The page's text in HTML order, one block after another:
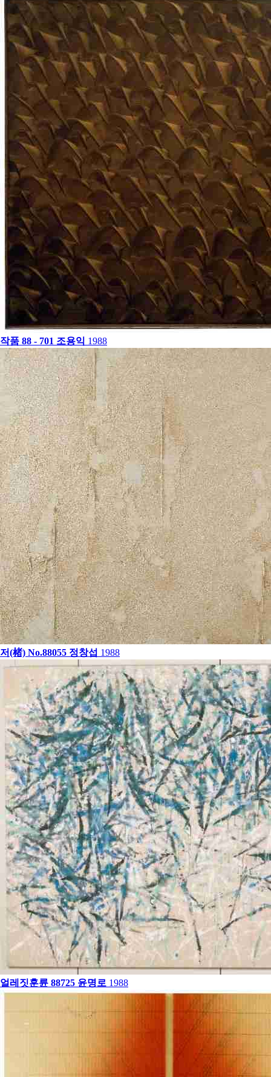
작품 88 - 701 조용익 1988
저(楮) No.88055 정창섭 1988
얼레짓훈륜 88725 윤명로 1988